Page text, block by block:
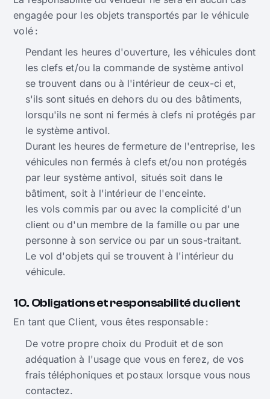
engagée pour les objets transportés par le véhicule
volé :
Pendant les heures d'ouverture, les véhicules dont
les clefs et/ou la commande de système antivol
se trouvent dans ou à l'intérieur de ceux-ci et,
s'ils sont situés en dehors du ou des bâtiments,
lorsqu'ils ne sont ni fermés à clefs ni protégés par
le système antivol.
Durant les heures de fermeture de l'entreprise, les
véhicules non fermés à clefs et/ou non protégés
par leur système antivol, situés soit dans le
bâtiment, soit à l'intérieur de l'enceinte.
les vols commis par ou avec la complicité d'un
client ou d'un membre de la famille ou par une
personne à son service ou par un sous-traitant.
Le vol d'objets qui se trouvent à l'intérieur du
véhicule.
10. Obligations et responsabilité du client
En tant que Client, vous êtes responsable :
De votre propre choix du Produit et de son
adéquation à l'usage que vous en ferez, de vos
frais téléphoniques et postaux lorsque vous nous
contactez.